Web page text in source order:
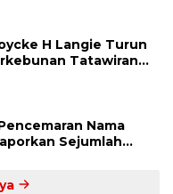
H Langie Turun
Tatawiran
Nama
Sejumlah